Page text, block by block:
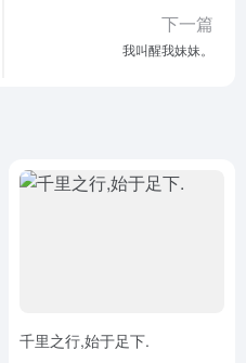
下一篇
我叫醒我妹妹。
千里之行,始于足下.